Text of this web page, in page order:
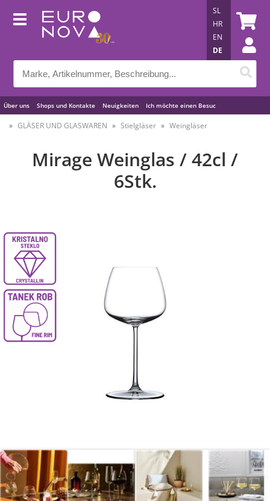
Über uns Shops und Kontakte Neuigkeiten Ich möchte einen Besuc
Nützliche Tipps
SL
HR
EN
DE
GLÄSER UND GLASWAREN Stielgläser Weingläser
Mirage Weinglas / 42cl /
6Stk.